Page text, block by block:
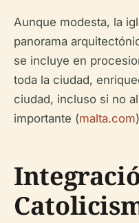
Aunque modesta, la
panorama
se incluye en
toda la ciudad,
ciudad, incluso si no
importante (malta.com